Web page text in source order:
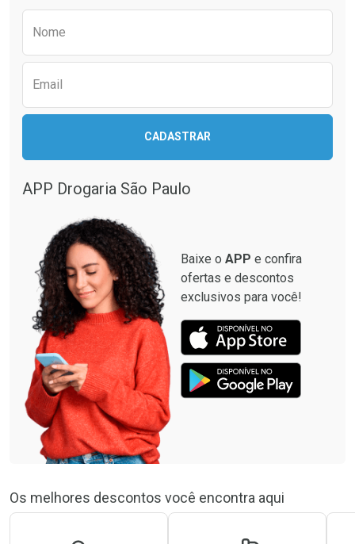
Comprar sem Desconto
Comprar sem Desconto
Nome
Email
CADASTRAR
APP Drogaria São Paulo
Baixe o APP e confira
ofertas e descontos
exclusivos para você!
Os melhores descontos você encontra aqui